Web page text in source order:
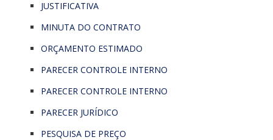
JUSTIFICATIVA
MINUTA DO CONTRATO
ORÇAMENTO ESTIMADO
PARECER CONTROLE INTERNO
PARECER CONTROLE INTERNO
PARECER JURÍDICO
PESQUISA DE PREÇO